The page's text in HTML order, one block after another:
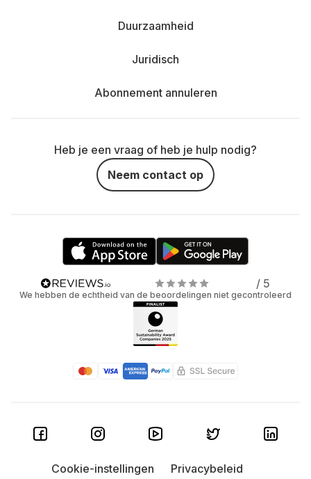
Duurzaamheid
Juridisch
Abonnement annuleren
Heb je een vraag of heb je hulp nodig?
Neem contact op
/ 5
We hebben de echtheid van de beoordelingen niet gecontroleerd
Cookie-instellingen
Privacybeleid